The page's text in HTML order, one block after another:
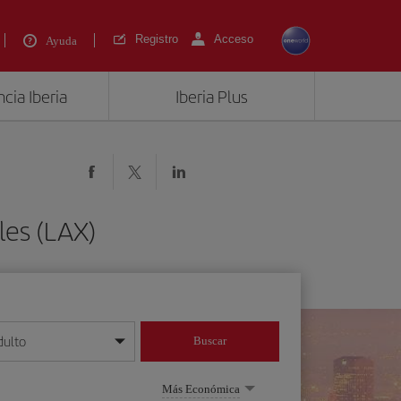
Ayuda Registro Acceso
Iberia Iberia Plus
(LAX)
mes/año
Buscar
Más Económica